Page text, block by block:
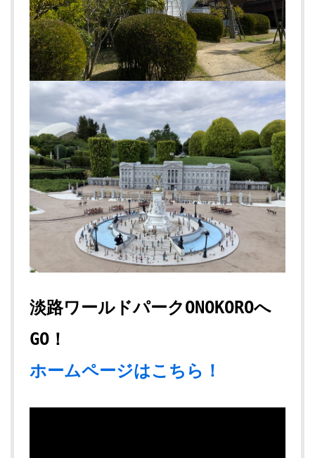
淡路ワールドパークONOKOROへ
GO！
ホームページはこちら！